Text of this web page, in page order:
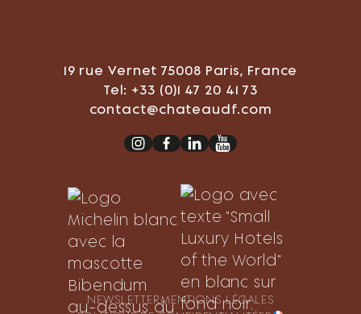
19 rue Vernet 75008 Paris, France
Tel: +33 (0)1 47 20 41 73
contact@chateaudf.com
NEWSLETTERMENTIONS LÉGALES